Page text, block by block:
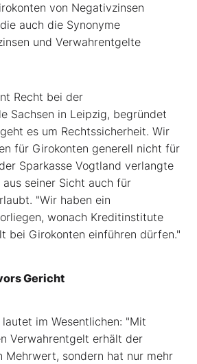
von Negativzinsen
auch die Synonyme
und Verwahrentgelte
Recht bei der
Sachsen in Leipzig, begründet
es um Rechtssicherheit. Wir
für Girokonten generell nicht für
Sparkasse Vogtland verlangte
seiner Sicht auch für
"Wir haben ein
wonach Kreditinstitute
bei Girokonten einführen dürfen."
Gericht
im Wesentlichen: "Mit
Verwahrentgelt erhält der
Mehrwert, sondern hat nur mehr